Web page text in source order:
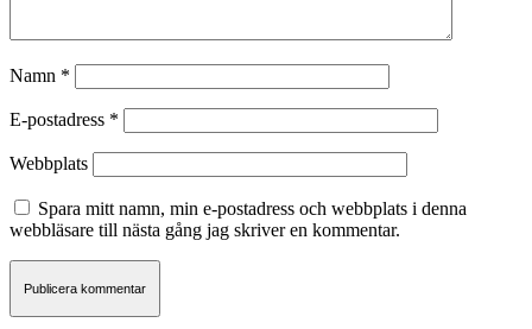
Namn *
E-postadress *
Webbplats
Spara mitt namn, min e-postadress och webbplats i denna
webbläsare till nästa gång jag skriver en kommentar.